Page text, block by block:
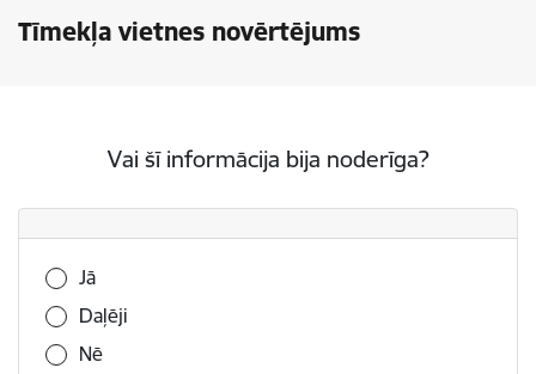
Tīmekļa vietnes novērtējums
Vai šī informācija bija noderīga?
Vai šī informācija bija noderīga?
Jā
Daļēji
Nē